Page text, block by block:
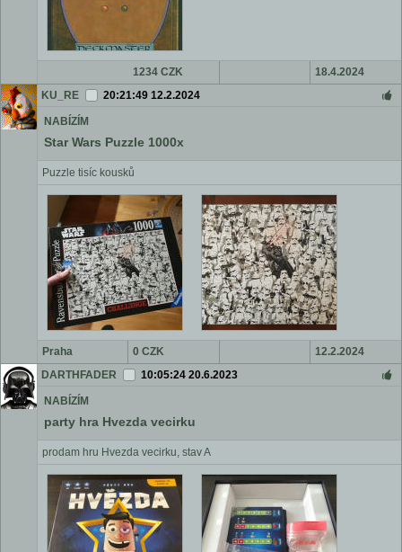
1234 CZK
18.4.2024
KU_RE
20:21:49 12.2.2024
NABÍZÍM
Star Wars Puzzle 1000x
Puzzle tisíc kousků
Praha 0 CZK
12.2.2024
DARTHFADER
10:05:24 20.6.2023
NABÍZÍM
party hra Hvezda vecirku
prodam hru Hvezda vecirku, stav A